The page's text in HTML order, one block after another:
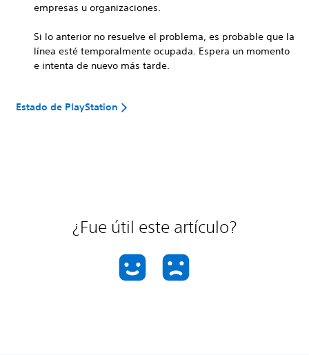
empresas u organizaciones.
Si lo anterior no resuelve el problema, es probable que la
línea esté temporalmente ocupada. Espera un momento
e intenta de nuevo más tarde.
Estado de PlayStation
¿Fue útil este artículo?